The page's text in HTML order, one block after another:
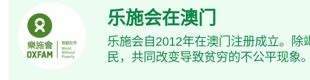
乐施会在澳门
乐施会自2012年在澳门注册成立。
民，共同改变导致贫穷的不公平现象。